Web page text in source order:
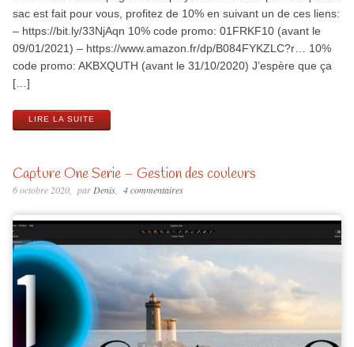
sac est fait pour vous, profitez de 10% en suivant un de ces liens:
– https://bit.ly/33NjAqn 10% code promo: 01FRKF10 (avant le
09/01/2021) – https://www.amazon.fr/dp/B084FYKZLC?r… 10%
code promo: AKBXQUTH (avant le 31/10/2020) J’espère que ça
[…]
LIRE LA SUITE
Capture One Serie – Gestion des couleurs
6 octobre 2020 par Denis 4 commentaires